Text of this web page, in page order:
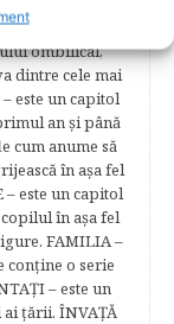
sugarului.
ombilical,
dintre cele mai
este un capitol
an şi până
cum anume să
în aşa fel
– este un capitol
în aşa fel
FAMILIA –
conţine o serie
– este un
țării. ÎNVAŢĂ